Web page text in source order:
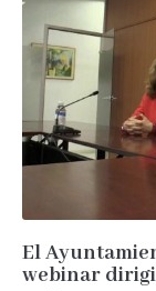
El
webinar